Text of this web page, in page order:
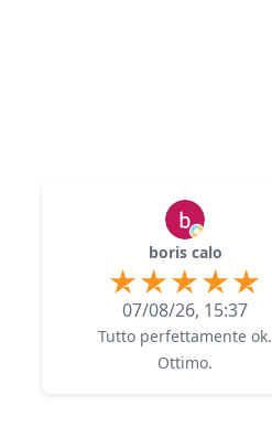
boris calo
07/08/26, 15:37
Tutto perfettamente ok.
Ottimo.